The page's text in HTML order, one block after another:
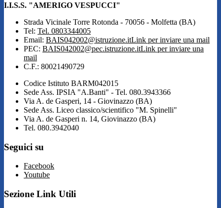
I.I.S.S. "AMERIGO VESPUCCI"
Strada Vicinale Torre Rotonda - 70056 - Molfetta (BA)
Tel: Tel. 0803344005
Email: BAIS042002@istruzione.itLink per inviare una mail
PEC: BAIS042002@pec.istruzione.itLink per inviare una
mail
C.F.: 80021490729
Codice Istituto BARM042015
Sede Ass. IPSIA "A.Banti" - Tel. 080.3943366
Via A. de Gasperi, 14 - Giovinazzo (BA)
Sede Ass. Liceo classico/scientifico "M. Spinelli"
Via A. de Gasperi n. 14, Giovinazzo (BA)
Tel. 080.3942040
Seguici su
Facebook
Youtube
Sezione Link Utili